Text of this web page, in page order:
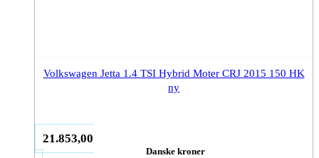
Volkswagen Jetta 1.4 TSI Hybrid Moter CRJ 2015 150 HK
ny
21.853,00
Danske kroner